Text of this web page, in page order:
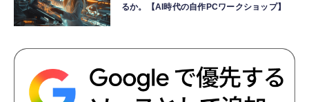
るか。【AI時代の自作PCワークショップ】